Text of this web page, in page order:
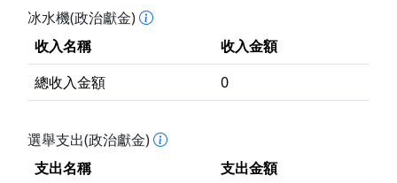
冰水機(政治獻金)
收入名稱
收入金額
總收入金額
0
選舉支出(政治獻金)
支出名稱
支出金額